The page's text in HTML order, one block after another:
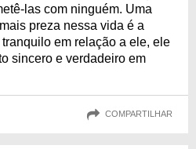
las com ninguém. Uma
preza nessa vida é a
em relação a ele, ele
sincero e verdadeiro em
COMPARTILHAR